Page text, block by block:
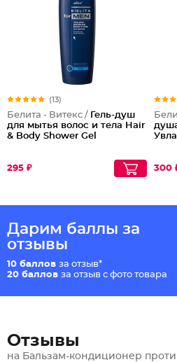
(13)
Белита - Витекс / Гель-душ
для мытья волос и тела Hair
& Body Shower Gel
295 ₽ 300
Дарим баллы за
отзывы
10 баллов за отзыв*
20 баллов за отзыв с фото товара
Отзывы
на Бальзам-кондиционер